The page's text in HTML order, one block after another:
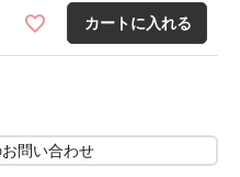
カートに入れる
問い合わせ